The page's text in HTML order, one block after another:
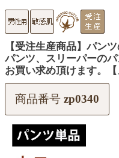
【受注生産商品】パン
パンツ、スリーパーの
お買い求め頂けます。【
商品番号 zp0340